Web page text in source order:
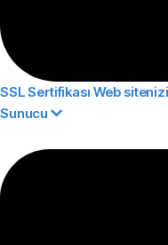
SSL Sertifikası Web
Sunucu